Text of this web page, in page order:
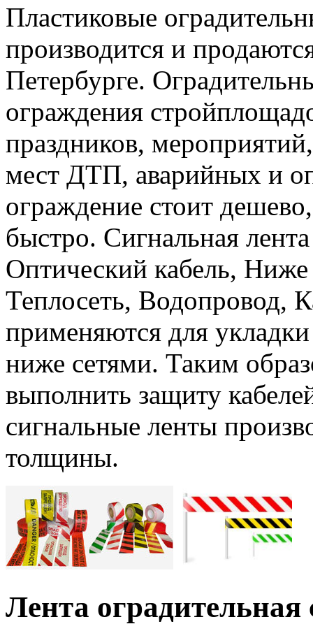
Пластиковые
производится и
Петербурге.
ограждения
праздников,
мест ДТП, аварийных и
ограждение стоит
быстро. Сигнальная
Оптический кабель,
Теплосеть, Водопровод,
применяются для
ниже сетями. Таким
выполнить защиту
сигнальные ленты
толщины.
Лента оградительная